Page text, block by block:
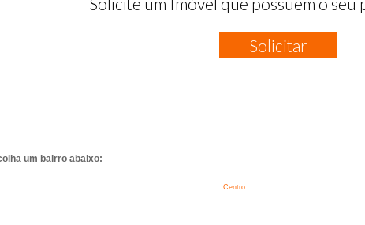
Solicitar
um bairro abaixo:
Centro